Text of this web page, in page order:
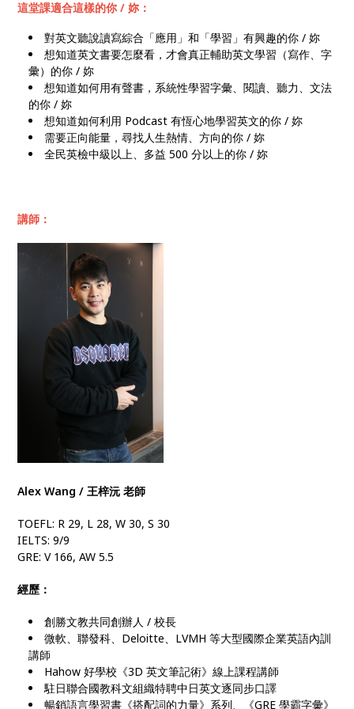
這堂課適合這樣的你 / 妳：
對英文聽說讀寫綜合「應用」和「學習」有興趣的你 / 妳
想知道英文書要怎麼看，才會真正輔助英文學習（寫作、字
彙）的你 / 妳
想知道如何用有聲書，系統性學習字彙、閱讀、聽力、文法
的你 / 妳
想知道如何利用 Podcast 有恆心地學習英文的你 / 妳
需要正向能量，尋找人生熱情、方向的你 / 妳
全民英檢中級以上、多益 500 分以上的你 / 妳
講師：
Alex Wang / 王梓沅 老師
TOEFL: R 29, L 28, W 30, S 30
IELTS: 9/9
GRE: V 166, AW 5.5
經歷：
創勝文教共同創辦人 / 校長
微軟、聯發科、Deloitte、LVMH 等大型國際企業英語內訓
講師
Hahow 好學校《3D 英文筆記術》線上課程講師
駐日聯合國教科文組織特聘中日英文逐同步口譯
暢銷語言學習書《搭配詞的力量》系列、《GRE 學霸字彙》